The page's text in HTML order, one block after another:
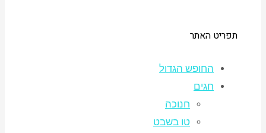
תפריט האתר
החופש הגדול
חגים
חנוכה
טו בשבט